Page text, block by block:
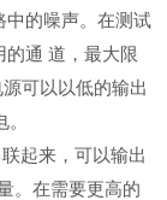
中的噪声。在测试
的通 道，最大限
源可以以低的输出
起来，可以输出
。在需要更高的